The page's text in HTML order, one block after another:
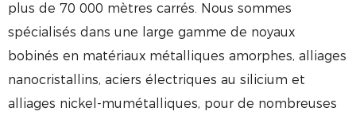
plus de 70 000 mètres carrés. Nous sommes
spécialisés dans une large gamme de noyaux
bobinés en matériaux métalliques amorphes, alliages
nanocristallins, aciers électriques au silicium et
alliages nickel-mumétalliques, pour de nombreuses